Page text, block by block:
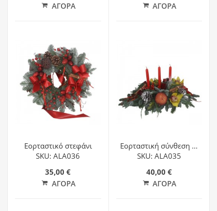
ΑΓΟΡΆ
ΑΓΟΡΆ
Εορταστικό στεφάνι
SKU: ALA036
35,00 €
ΑΓΟΡΆ
Εορταστική σύνθεση ...
SKU: ALA035
40,00 €
ΑΓΟΡΆ